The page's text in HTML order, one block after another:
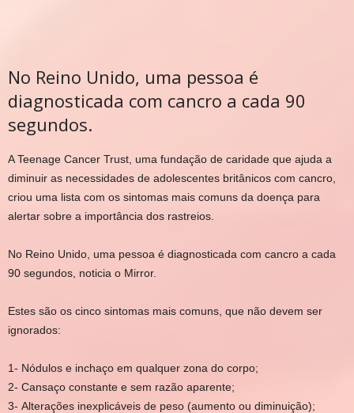
No Reino Unido, uma pessoa é
diagnosticada com cancro a cada 90
segundos.
A Teenage Cancer Trust, uma fundação de caridade que ajuda a
diminuir as necessidades de adolescentes britânicos com cancro,
criou uma lista com os sintomas mais comuns da doença para
alertar sobre a importância dos rastreios.
No Reino Unido, uma pessoa é diagnosticada com cancro a cada
90 segundos, noticia o Mirror.
Estes são os cinco sintomas mais comuns, que não devem ser
ignorados:
1- Nódulos e inchaço em qualquer zona do corpo;
2- Cansaço constante e sem razão aparente;
3- Alterações inexplicáveis de peso (aumento ou diminuição);